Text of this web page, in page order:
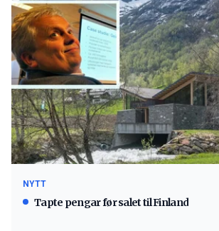
NYTT
Tapte pengar før salet til Finland